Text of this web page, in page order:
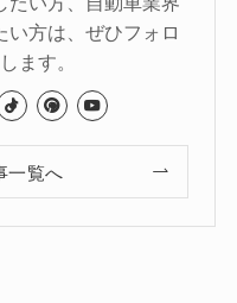
方は、ぜひフォロ
ます。
一覧へ